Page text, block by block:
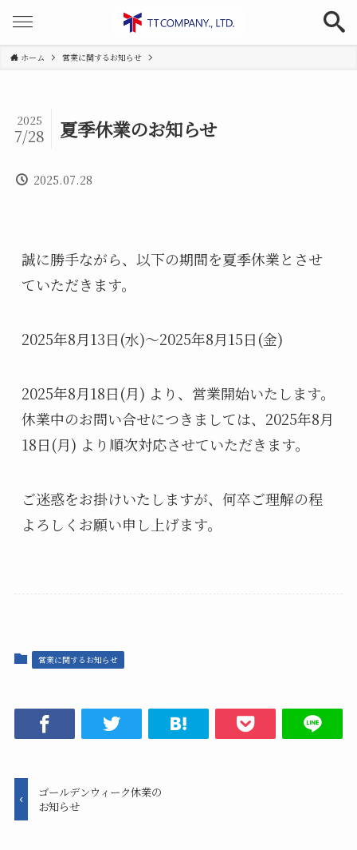
ホーム 営業に関するお知らせ
夏季休業のお知らせ
2025
7/28
2025.07.28
誠に勝手ながら、以下の期間を夏季休業とさせ
ていただきます。
2025年8月13日(水)～2025年8月15日(金)
2025年8月18日(月) より、営業開始いたします。
休業中のお問い合せにつきましては、2025年8月
18日(月) より順次対応させていただきます。
ご迷惑をお掛けいたしますが、何卒ご理解の程
よろしくお願い申し上げます。
営業に関するお知らせ
ゴールデンウィーク休業の
お知らせ